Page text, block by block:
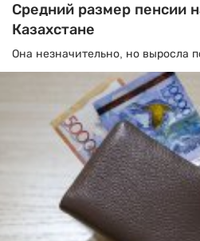
Средний размер пенсии
Казахстане
Она незначительно, но выросла